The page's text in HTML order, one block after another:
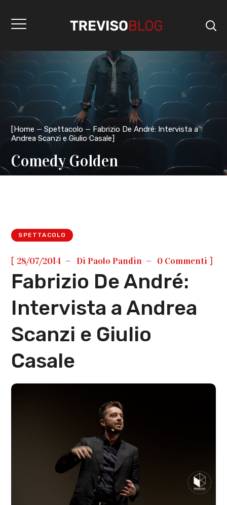
[Home Spettacolo
Fabrizio De André: Intervista a
Andrea Scanzi e Giulio Casale]
Comedy Golden
SPETTACOLO
[ 28/07/2014 DiPaolo Pandin 0 Commenti ]
Fabrizio De André:
Intervista a Andrea
Scanzi e Giulio
Casale